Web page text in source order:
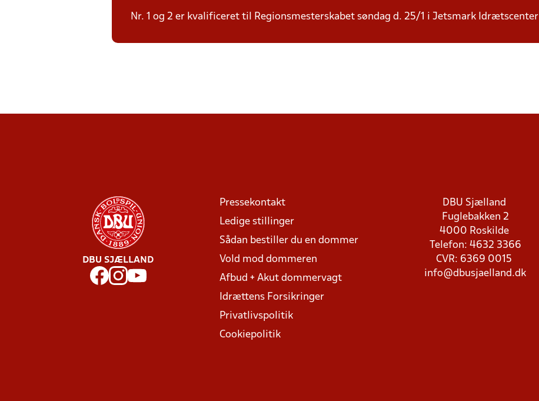
Nr. 1 og 2 er kvalificeret til Regionsmesterskabet søndag d. 25/1 i Jetsmark Idrætscenter
DBU SJÆLLAND
Pressekontakt
Ledige stillinger
Sådan bestiller du en dommer
Vold mod dommeren
Afbud + Akut dommervagt
Idrættens Forsikringer
Privatlivspolitik
Cookiepolitik
DBU Sjælland
Fuglebakken 2
4000 Roskilde
Telefon: 4632 3366
CVR: 6369 0015
info@dbusjaelland.dk